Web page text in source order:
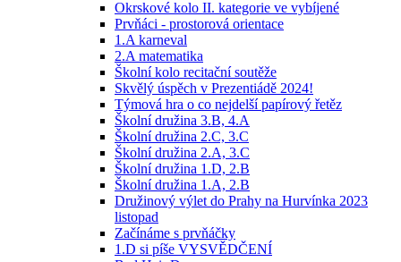
Okrskové kolo II. kategorie ve vybíjené
Prvňáci - prostorová orientace
1.A karneval
2.A matematika
Školní kolo recitační soutěže
Skvělý úspěch v Prezentiádě 2024!
Týmová hra o co nejdelší papírový řetěz
Školní družina 3.B, 4.A
Školní družina 2.C, 3.C
Školní družina 2.A, 3.C
Školní družina 1.D, 2.B
Školní družina 1.A, 2.B
Družinový výlet do Prahy na Hurvínka 2023
listopad
Začínáme s prvňáčky
1.D si píše VYSVĚDČENÍ